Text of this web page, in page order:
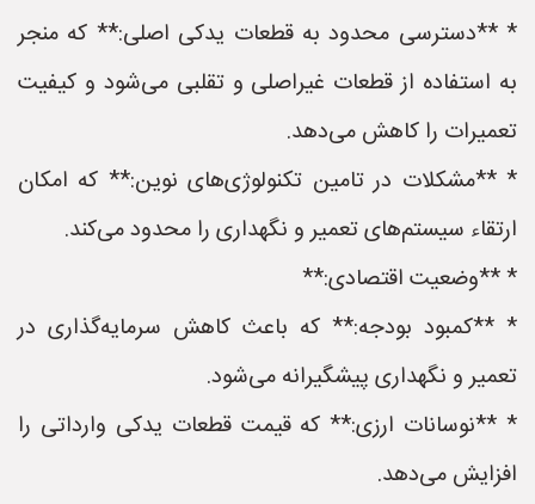
* **دسترسی محدود به قطعات یدکی اصلی:** که منجر
به استفاده از قطعات غیراصلی و تقلبی می‌شود و کیفیت
تعمیرات را کاهش می‌دهد.
* **مشکلات در تامین تکنولوژی‌های نوین:** که امکان
ارتقاء سیستم‌های تعمیر و نگهداری را محدود می‌کند.
* **وضعیت اقتصادی:**
* **کمبود بودجه:** که باعث کاهش سرمایه‌گذاری در
تعمیر و نگهداری پیشگیرانه می‌شود.
* **نوسانات ارزی:** که قیمت قطعات یدکی وارداتی را
افزایش می‌دهد.